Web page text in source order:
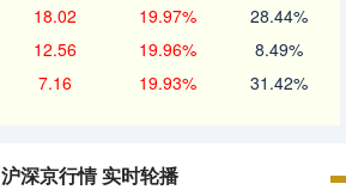
18.02 19.97% 28.44%
12.56 19.96% 8.49%
7.16 19.93% 31.42%
沪深京行情 实时轮播